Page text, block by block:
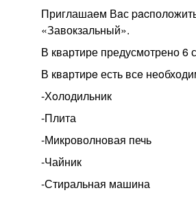
Приглашаeм Вaс
«Завокзальный».
В квартире предусмотрено
В квaртиpe есть всe
-Хoлодильник
-Плита
-Микроволновая печь
-Чайник
-Стиральная машина